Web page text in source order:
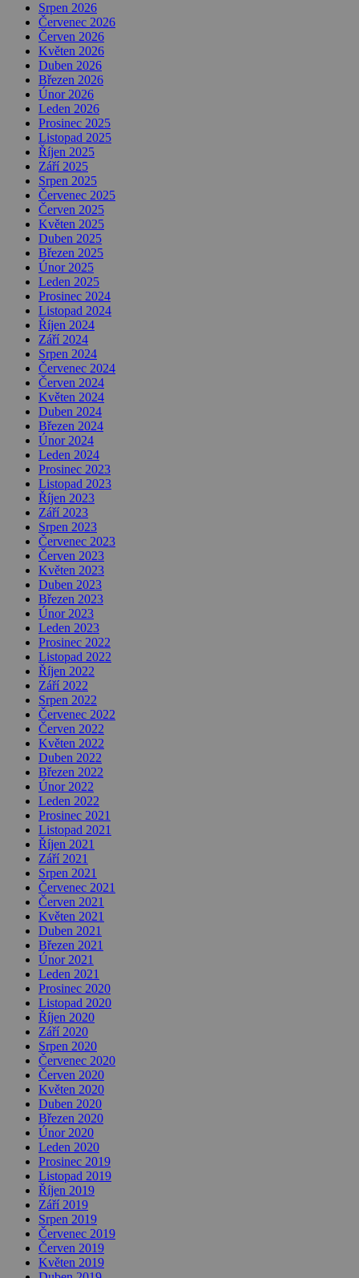
Srpen 2026
Červenec 2026
Červen 2026
Květen 2026
Duben 2026
Březen 2026
Únor 2026
Leden 2026
Prosinec 2025
Listopad 2025
Říjen 2025
Září 2025
Srpen 2025
Červenec 2025
Červen 2025
Květen 2025
Duben 2025
Březen 2025
Únor 2025
Leden 2025
Prosinec 2024
Listopad 2024
Říjen 2024
Září 2024
Srpen 2024
Červenec 2024
Červen 2024
Květen 2024
Duben 2024
Březen 2024
Únor 2024
Leden 2024
Prosinec 2023
Listopad 2023
Říjen 2023
Září 2023
Srpen 2023
Červenec 2023
Červen 2023
Květen 2023
Duben 2023
Březen 2023
Únor 2023
Leden 2023
Prosinec 2022
Listopad 2022
Říjen 2022
Září 2022
Srpen 2022
Červenec 2022
Červen 2022
Květen 2022
Duben 2022
Březen 2022
Únor 2022
Leden 2022
Prosinec 2021
Listopad 2021
Říjen 2021
Září 2021
Srpen 2021
Červenec 2021
Červen 2021
Květen 2021
Duben 2021
Březen 2021
Únor 2021
Leden 2021
Prosinec 2020
Listopad 2020
Říjen 2020
Září 2020
Srpen 2020
Červenec 2020
Červen 2020
Květen 2020
Duben 2020
Březen 2020
Únor 2020
Leden 2020
Prosinec 2019
Listopad 2019
Říjen 2019
Září 2019
Srpen 2019
Červenec 2019
Červen 2019
Květen 2019